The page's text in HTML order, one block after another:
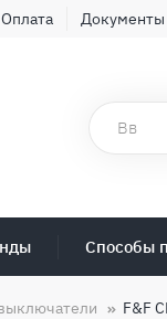
Оплата Документы
Способы
F&F